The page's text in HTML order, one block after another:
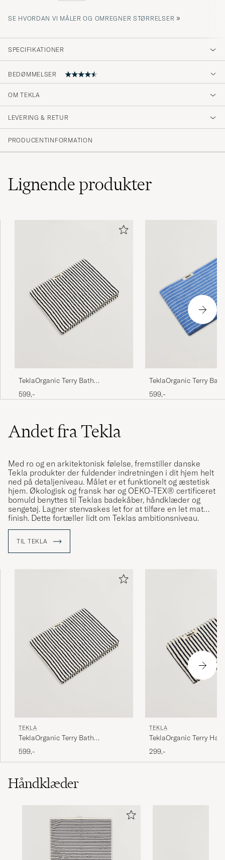
SE HVORDAN VI MÅLER OG OMREGNER STØRRELSER »
SPECIFIKATIONER
BEDØMMELSER
4.5
OM TEKLA
LEVERING & RETUR
PRODUCENTINFORMATION
Lignendeprodukter
TeklaOrganic Terry Bath
TowelSailor Stripes
599,-
TeklaOrganic Terry Bath
TowelClear Blue Stripes
599,-
Andet fra Tekla
Med ro og en arkitektonisk følelse, fremstiller danske
Tekla produkter der fuldender indretningen i dit hjem helt
ned på detaljeniveau. Målet er et funktionelt og æstetisk
hjem. Økologisk og fransk hør og OEKO-TEX® certificeret
bomuld benyttes til Teklas badekåber, håndklæder og
sengetøj. Lagner stenvaskes let for at tilføre en let mat
finish. Dette fortæller lidt om Teklas ambitionsniveau.
TIL TEKLA
TEKLA
TeklaOrganic Terry Bath
TowelSailor Stripes
599,-
TEKLA
TeklaOrganic Terry
TowelSailor Stripes
299,-
Håndklæder